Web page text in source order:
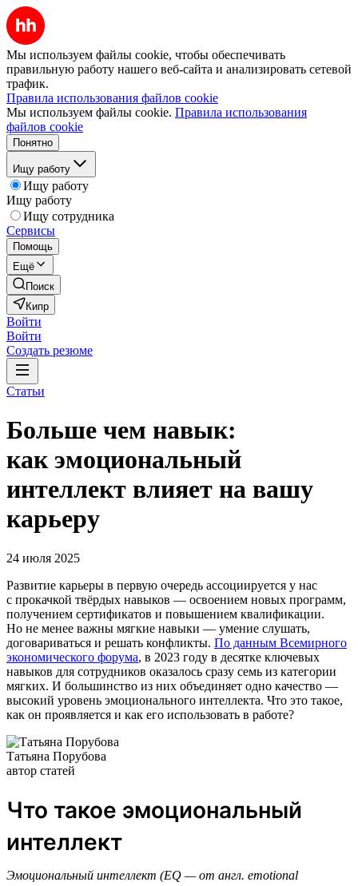
Мы используем файлы cookie, чтобы обеспечивать
правильную работу нашего веб-сайта и анализировать сетевой
трафик.
Правила использования файлов cookie
Мы используем файлы cookie. Правила использования
файлов cookie
Понятно
Ищу работу
Ищу работу
Ищу работу
Ищу сотрудника
Сервисы
Помощь
Ещё
Поиск
Кипр
Войти
Войти
Создать резюме
Статьи
Больше чем навык:
как эмоциональный
интеллект влияет на вашу
карьеру
24 июля 2025
Развитие карьеры в первую очередь ассоциируется у нас
с прокачкой твёрдых навыков — освоением новых программ,
получением сертификатов и повышением квалификации.
Но не менее важны мягкие навыки — умение слушать,
договариваться и решать конфликты. По данным Всемирного
экономического форума, в 2023 году в десятке ключевых
навыков для сотрудников оказалось сразу семь из категории
мягких. И большинство из них объединяет одно качество —
высокий уровень эмоционального интеллекта. Что это такое,
как он проявляется и как его использовать в работе?
Татьяна Порубова
автор статей
Что такое эмоциональный
интеллект
Эмоциональный интеллект (EQ — от англ. emotional